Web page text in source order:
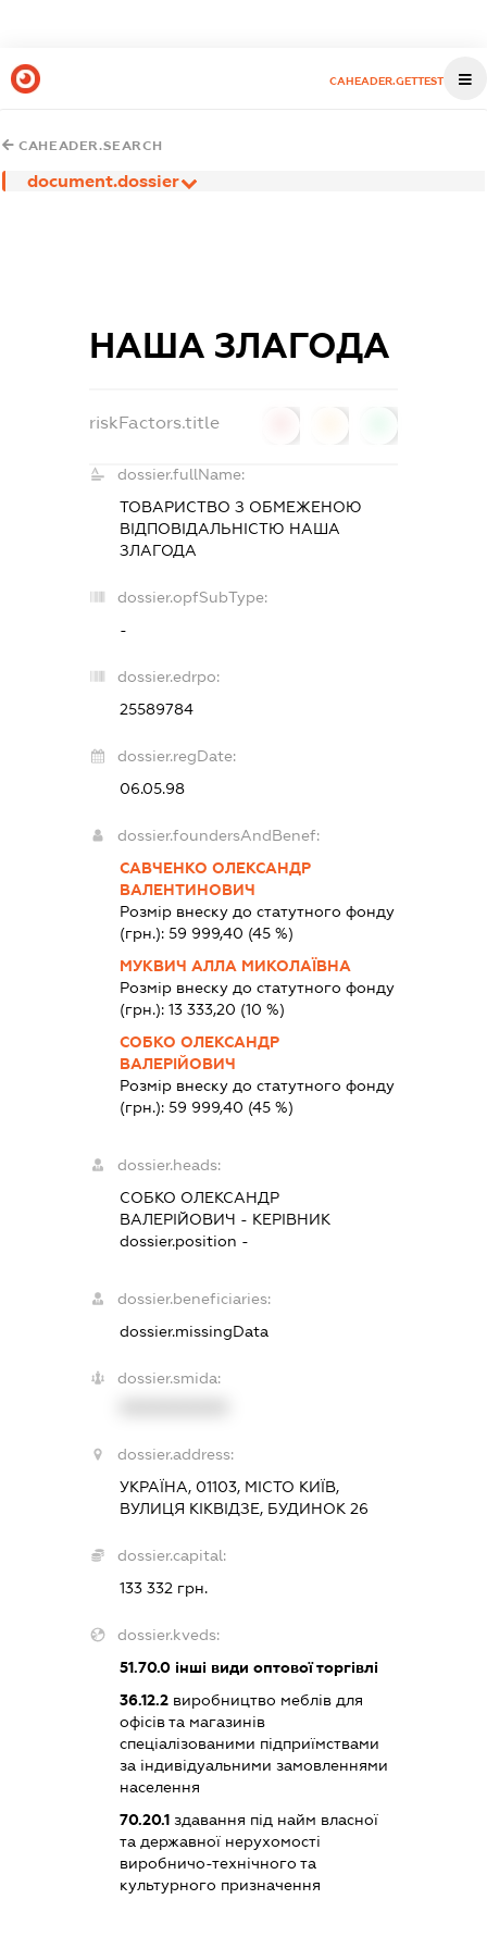
CAHEADER.GETTEST
CAHEADER.SEARCH
document.dossier
НАША ЗЛАГОДА
riskFactors.title
dossier.fullName:
ТОВАРИСТВО З ОБМЕЖЕНОЮ
ВІДПОВІДАЛЬНІСТЮ НАША
ЗЛАГОДА
dossier.opfSubType:
-
dossier.edrpo:
25589784
dossier.regDate:
06.05.98
dossier.foundersAndBenef:
САВЧЕНКО ОЛЕКСАНДР
ВАЛЕНТИНОВИЧ
Розмір внеску до статутного фонду
(грн.):59 999,40 (45 %)
МУКВИЧ АЛЛА МИКОЛАЇВНА
Розмір внеску до статутного фонду
(грн.):13 333,20 (10 %)
СОБКО ОЛЕКСАНДР
ВАЛЕРІЙОВИЧ
Розмір внеску до статутного фонду
(грн.):59 999,40 (45 %)
dossier.heads:
СОБКО ОЛЕКСАНДР
ВАЛЕРІЙОВИЧ - КЕРІВНИК
dossier.position -
dossier.beneficiaries:
dossier.missingData
dossier.smida:
dossier.address:
УКРАЇНА, 01103, МІСТО КИЇВ,
ВУЛИЦЯ КІКВІДЗЕ, БУДИНОК 26
dossier.capital:
133 332 грн.
dossier.kveds:
51.70.0 інші види оптової торгівлі
36.12.2 виробництво меблів для
офісів та магазинів
спеціалізованими підприїмствами
за індивідуальними замовленнями
населення
70.20.1 здавання під найм власної
та державної нерухомості
виробничо-технічного та
культурного призначення